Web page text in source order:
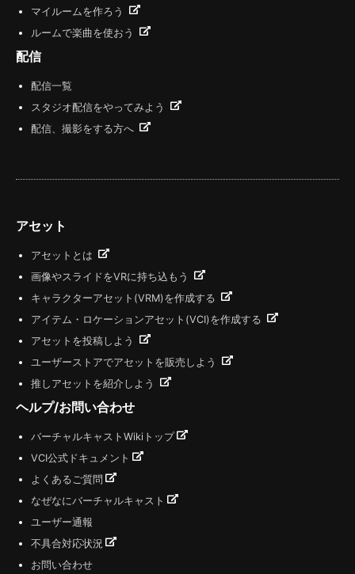
マイルームを作ろう
ルームで楽曲を使おう
配信
配信一覧
スタジオ配信をやってみよう
配信、撮影をする方へ
アセット
アセットとは
画像やスライドをVRに持ち込もう
キャラクターアセット(VRM)を作成する
アイテム・ロケーションアセット(VCI)を作成する
アセットを投稿しよう
ユーザーストアでアセットを販売しよう
推しアセットを紹介しよう
ヘルプ/お問い合わせ
バーチャルキャストWikiトップ
VCI公式ドキュメント
よくあるご質問
なぜなにバーチャルキャスト
ユーザー通報
不具合対応状況
お問い合わせ